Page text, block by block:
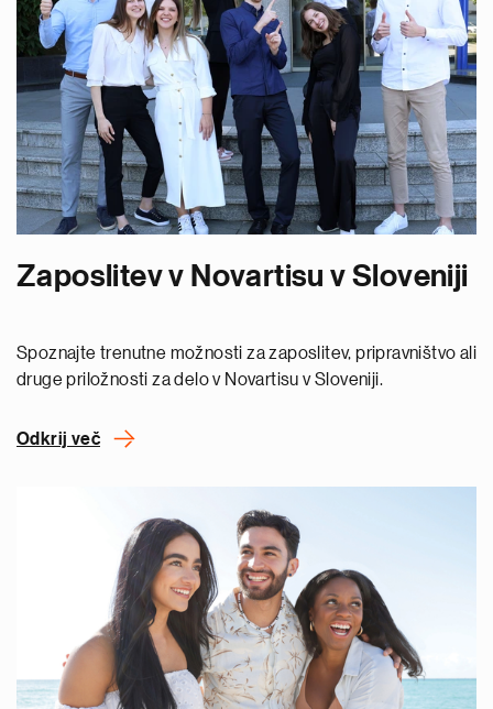
Zaposlitev v Novartisu v Sloveniji
Spoznajte trenutne možnosti za zaposlitev, pripravništvo ali
druge priložnosti za delo v Novartisu v Sloveniji.
Odkrij več